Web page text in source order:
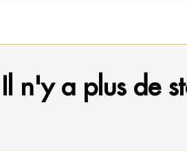
n'y a plus de